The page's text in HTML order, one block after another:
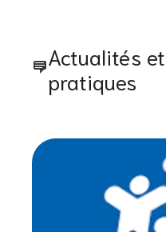
Actualités
pratiques